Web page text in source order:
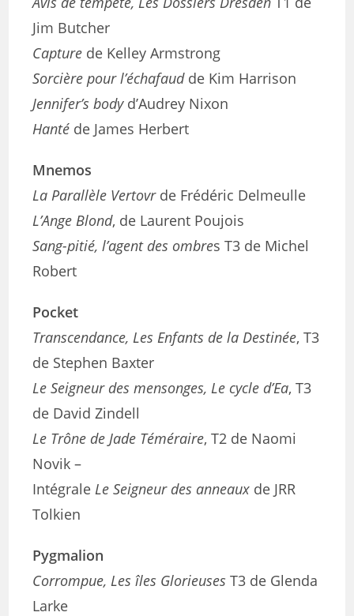
Jim Butcher
Capture de Kelley Armstrong
Sorcière pour l’échafaudde Kim Harrison
Jennifer’s bodyd’Audrey Nixon
Hanté de James Herbert
Mnemos
La Parallèle Vertovrde Frédéric Delmeulle
L’Ange Blond, de Laurent Poujois
Sang-pitié, l’agent des ombres T3 de Michel
Robert
Pocket
Transcendance, Les Enfants de la Destinée, T3
de Stephen Baxter
Le Seigneur des mensonges, Le cycle d’Ea, T3
de David Zindell
Le Trône de Jade Téméraire, T2 de Naomi
Novik –
IntégraleLe Seigneur des anneaux de JRR
Tolkien
Pygmalion
Corrompue, Les îles Glorieuses T3 de Glenda
Larke